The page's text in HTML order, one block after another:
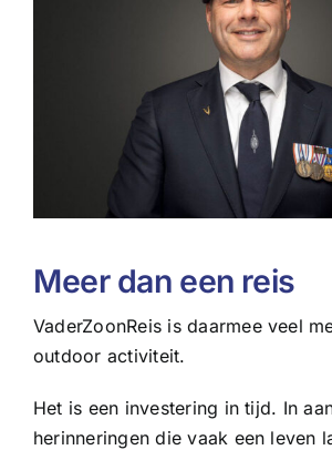
Meer dan een reis
VaderZoonReis is daarmee veel
outdoor activiteit.
Het is een investering in tijd. In
herinneringen die vaak een leven